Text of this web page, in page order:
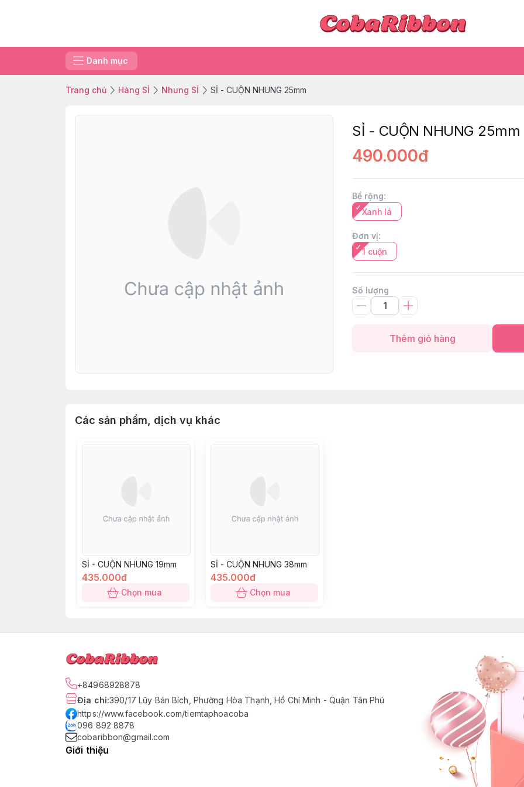
Danh mục
Trang chủ Hàng SỈ Nhung SỈ SỈ - CUỘN NHUNG 25mm
SỈ - CUỘN NHUNG 25mm
490.000đ
Bề rộng:
Xanh lá
Đơn vị:
1 cuộn
Số lượng
Thêm giỏ hàng
Các sản phẩm, dịch vụ khác
SỈ - CUỘN NHUNG 19mm
435.000đ
Chọn mua
SỈ - CUỘN NHUNG 38mm
435.000đ
Chọn mua
+84968928878
Địa chỉ:390/17 Lũy Bán Bích, Phường Hòa Thạnh, Hồ Chí Minh - Quận Tân Phú
https://www.facebook.com/tiemtaphoacoba
096 892 8878
cobaribbon@gmail.com
Giới thiệu